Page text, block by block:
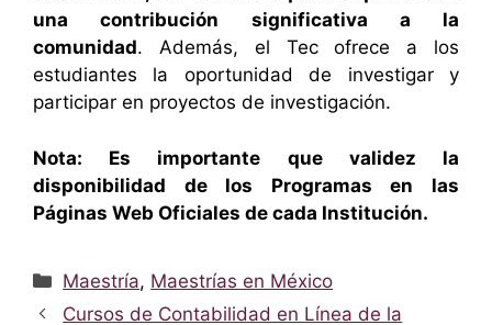
una contribución significativa a la
comunidad. Además, el Tec ofrece a los
estudiantes la oportunidad de investigar y
participar en proyectos de investigación.
Nota: Es importante que validez la
disponibilidad de los Programas en las
Páginas Web Oficiales de cada Institución.
Categorías
Maestría, Maestrías en México
Cursos de Contabilidad en Línea de la